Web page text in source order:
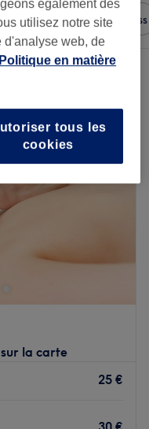
Salons Offres Express
Limousin
la carte
25 €
également des
utilisez notre site
d'analyse web, de
Politique en matière
tous les
cookies